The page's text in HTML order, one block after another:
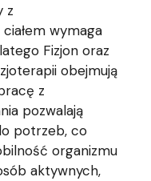
z
wymaga
Fizjon oraz
obejmują
z
pozwalają
potrzeb, co
organizmu
aktywnych,